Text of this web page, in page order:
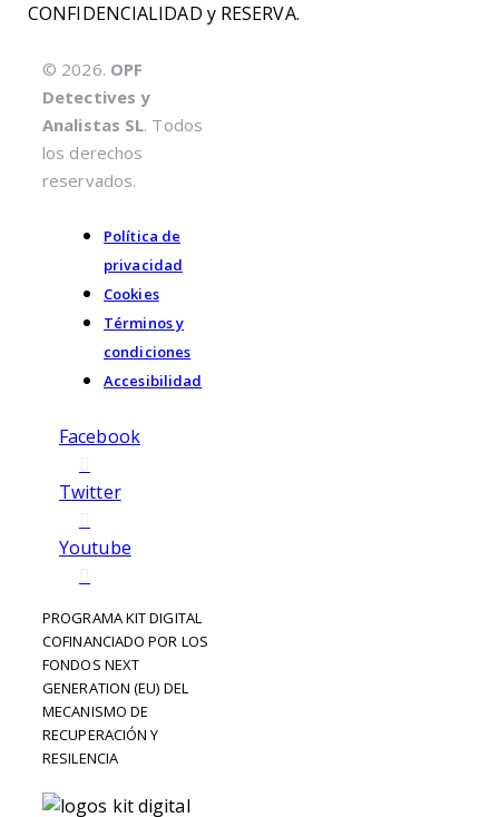
CONFIDENCIALIDAD y RESERVA.
© 2026. OPF
Detectives y
Analistas SL. Todos
los derechos
reservados.
Política de
privacidad
Cookies
Términos y
condiciones
Accesibilidad
Facebook
Twitter
Youtube
PROGRAMA KIT DIGITAL
COFINANCIADO POR LOS
FONDOS NEXT
GENERATION (EU) DEL
MECANISMO DE
RECUPERACIÓN Y
RESILENCIA